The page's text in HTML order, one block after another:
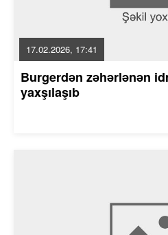
17.02.2026, 17:41
Burgerdən zəhərlənən
yaxşılaşıb